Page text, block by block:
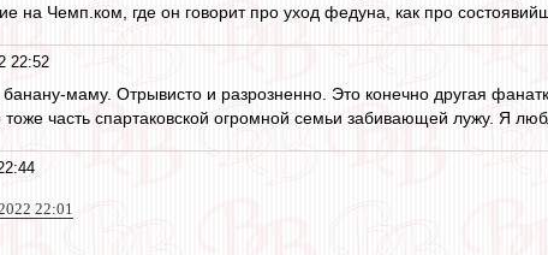
на Чемп.ком, где он говорит про уход федуна, как про
22:52
маму. Отрывисто и разрозненно. Это конечно другая
часть спартаковской огромной семьи забивающей лужу. Я
22:01